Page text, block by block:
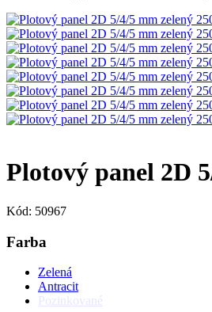
Plotový panel 2D
Kód: 50967
Farba
Zelená
Antracit
Pozinkované